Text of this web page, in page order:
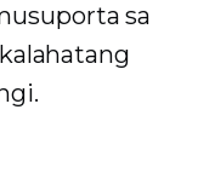
sa